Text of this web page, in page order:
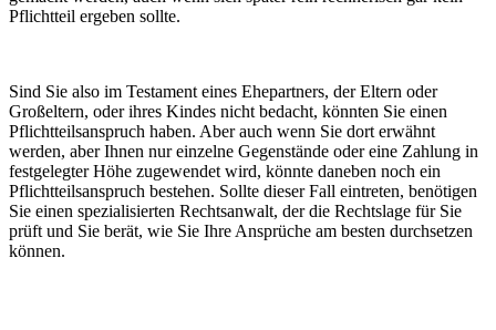
Pflichtteil ergeben sollte.
Sind Sie also im Testament eines Ehepartners, der Eltern oder
Großeltern, oder ihres Kindes nicht bedacht, könnten Sie einen
Pflichtteilsanspruch haben. Aber auch wenn Sie dort erwähnt
werden, aber Ihnen nur einzelne Gegenstände oder eine Zahlung in
festgelegter Höhe zugewendet wird, könnte daneben noch ein
Pflichtteilsanspruch bestehen. Sollte dieser Fall eintreten, benötigen
Sie einen spezialisierten Rechtsanwalt, der die Rechtslage für Sie
prüft und Sie berät, wie Sie Ihre Ansprüche am besten durchsetzen
können.